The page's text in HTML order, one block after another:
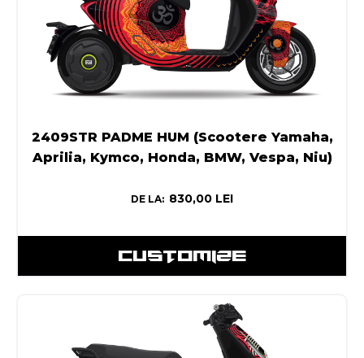
2409STR PADME HUM (Scootere Yamaha,
Aprilia, Kymco, Honda, BMW, Vespa, Niu)
DE LA: 830,00 LEI
CUSTOMIZE